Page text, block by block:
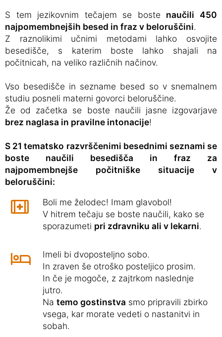
S tem jezikovnim tečajem se boste naučili 450
najpomembnejših besed in fraz v beloruščini.
Z raznolikimi učnimi metodami lahko osvojite
besedišče, s katerim boste lahko shajali na
počitnicah, na veliko različnih načinov.
Vso besedišče in sezname besed so v snemalnem
studiu posneli materni govorci beloruščine.
Že od začetka se boste naučili jasne izgovarjave
brez naglasa in pravilne intonacije!
S 21 tematsko razvrščenimi besednimi seznami se
boste naučili besedišča in fraz za
najpomembnejše počitniške situacije v
beloruščini:
Boli me želodec! Imam glavobol!
V hitrem tečaju se boste naučili, kako se
sporazumeti pri zdravniku ali v lekarni.
Imeli bi dvoposteljno sobo.
In zraven še otroško posteljico prosim.
In če je mogoče, z zajtrkom naslednje
jutro.
Na temo gostinstva smo pripravili zbirko
vsega, kar morate vedeti o nastanitvi in
sobah.